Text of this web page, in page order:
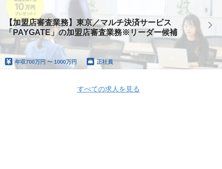
【加盟店審査業務】東京／マルチ決済サービス
「PAYGATE」の加盟店審査業務※リーダー候補
年収700万円 〜 1000万円 正社員
すべての求人を見る